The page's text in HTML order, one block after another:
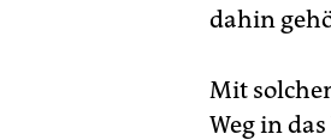
dahin
Mit
Weg in